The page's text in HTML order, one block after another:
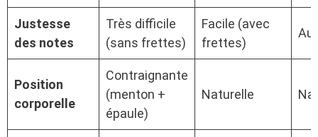
Justesse
des notes
Très difficile
(sans frettes)
Facile (avec
frettes)
Position
corporelle
Contraignante
(menton +
épaule)
Naturelle